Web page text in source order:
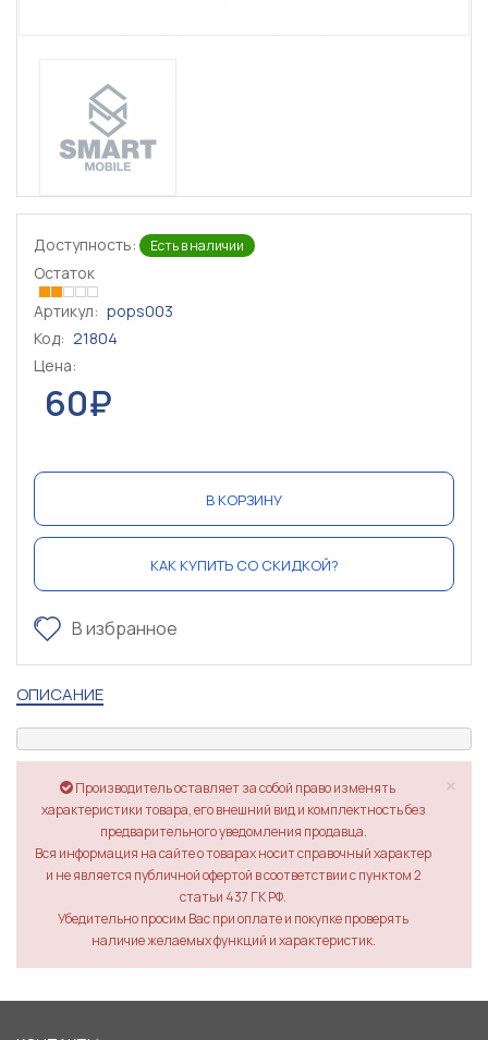
Доступность: Есть в наличии
Остаток
Артикул: pops003
Код: 21804
Цена:
60₽
В КОРЗИНУ
КАК КУПИТЬ СО СКИДКОЙ?
В избранное
ОПИСАНИЕ
×
Производитель оставляет за собой право изменять
характеристики товара, его внешний вид и комплектность без
предварительного уведомления продавца.
Вся информация на сайте о товарах носит справочный характер
и не является публичной офертой в соответствии с пунктом 2
статьи 437 ГК РФ.
Убедительно просим Вас при оплате и покупке проверять
наличие желаемых функций и характеристик.